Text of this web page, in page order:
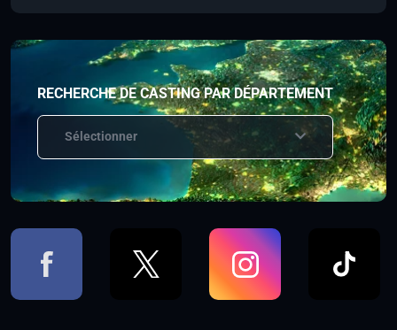
RECHERCHE DE CASTING PAR DÉPARTEMENT
Sélectionner